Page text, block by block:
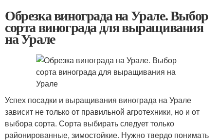
Обрезка винограда на Урале. Выбор
сорта винограда для выращивания
на Урале
Успех посадки и выращивания винограда на Урале
зависит не только от правильной агротехники, но и от
выбора сорта. Сорта выбирать следует только
районированные, зимостойкие. Нужно твердо понимать